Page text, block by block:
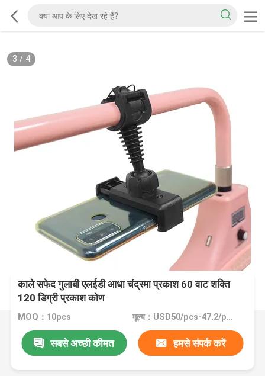
3 / 4
काले सफेद गुलाबी एलईडी आधा चंद्रमा प्रकाश 60 वाट शक्ति
120 डिग्री प्रकाश कोण
MOQ：10pcs मूल्य：USD50/pcs-47.2/pcs (10-100pcs)
सबसे अच्छी कीमत हमसे संपर्क करें